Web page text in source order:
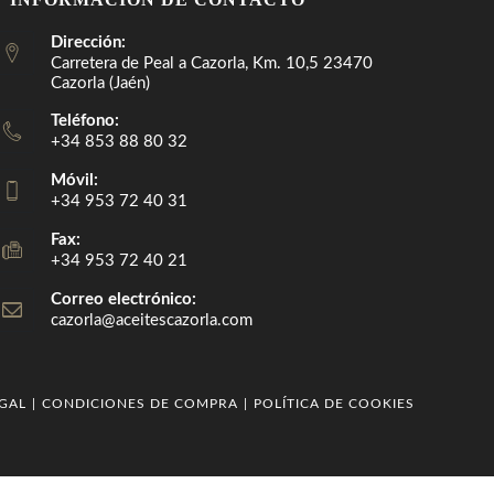
Dirección:
Carretera de Peal a Cazorla, Km. 10,5 23470
Cazorla (Jaén)
Teléfono:
+34 853 88 80 32
Móvil:
+34 953 72 40 31
Fax:
+34 953 72 40 21
Correo electrónico:
cazorla@aceitescazorla.comSe
aplicación
CONDICIONES DE COMPRA POLÍTICA DE COOKIES